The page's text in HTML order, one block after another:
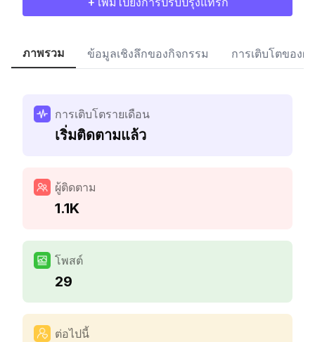
ภาพรวม ข้อมูลเชิงลึกของกิจกรรม การเติบโตของผู้
การเติบโตรายเดือน
เริ่มติดตามแล้ว
ผู้ติดตาม
1.1K
โพสต์
29
ต่อไปนี้